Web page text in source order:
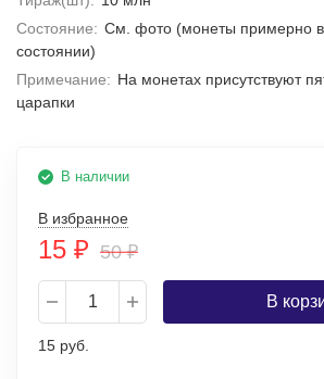
Состояние: Cм. фото (монеты примерно
состоянии)
Примечание: На монетах присутствуют
царапки
В наличии
В избранное
15 ₽ 50₽
В
15 руб.